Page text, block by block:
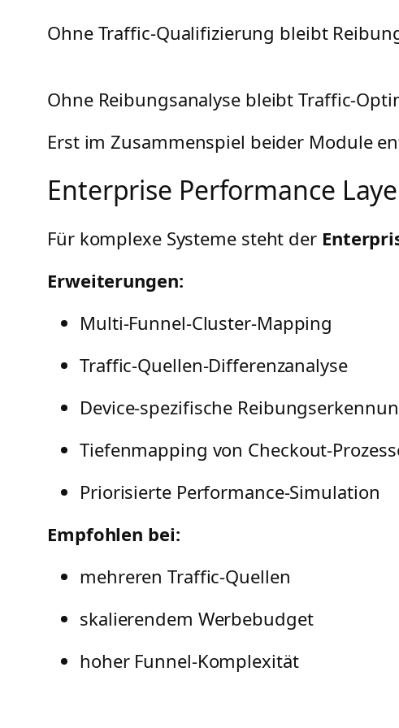
Ohne Traffic-Qualifizierung bleibt
Ohne Reibungsanalyse bleibt Traffic-
Erst im Zusammenspiel beider Module
Enterprise Performance
Für komplexe Systeme steht der
Erweiterungen:
Multi-Funnel-Cluster-Mapping
Traffic-Quellen-Differenzanalyse
Device-spezifische
Tiefenmapping von Checkout-
Priorisierte Performance-Simulation
Empfohlen bei:
mehreren Traffic-Quellen
skalierendem Werbebudget
hoher Funnel-Komplexität